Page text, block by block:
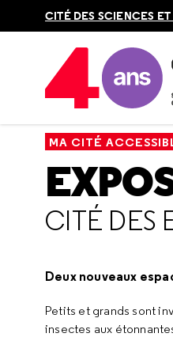
CITÉ DES SCIENCES
Accueil Ma Cité
MA CITÉ
CITÉ DES
Deux nouveaux
Petits et grands sont
insectes aux